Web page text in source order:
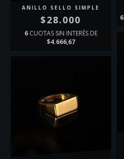
ANILLO SELLO SIMPLE
$28.000
6 CUOTAS SIN INTERÉS DE
$4.666,67
6